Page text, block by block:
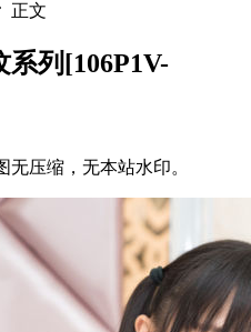
正文
列[106P1V-
压缩，无本站水印。